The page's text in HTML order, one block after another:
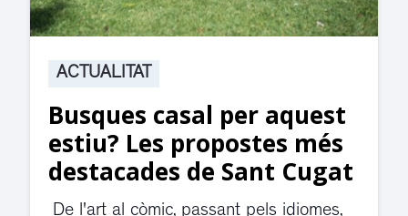
ACTUALITAT
Suspesa l’activitat als
jutjats de Rubí fins
divendres per una fuita
d’aigua